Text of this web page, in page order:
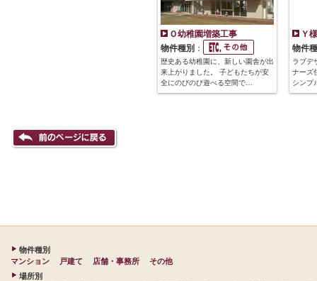
Ｏ幼稚園増築工事
物件種別 ：
歴史ある幼稚園に、新しい園舎が出
来上がりました。 子どもたちが安
全にのびのび遊べる空間で…
Ｙ
物件
ラブデ
ナーズ
シンプ
物件種別
マンション
戸建て 店舗・事務所
その他
場所別